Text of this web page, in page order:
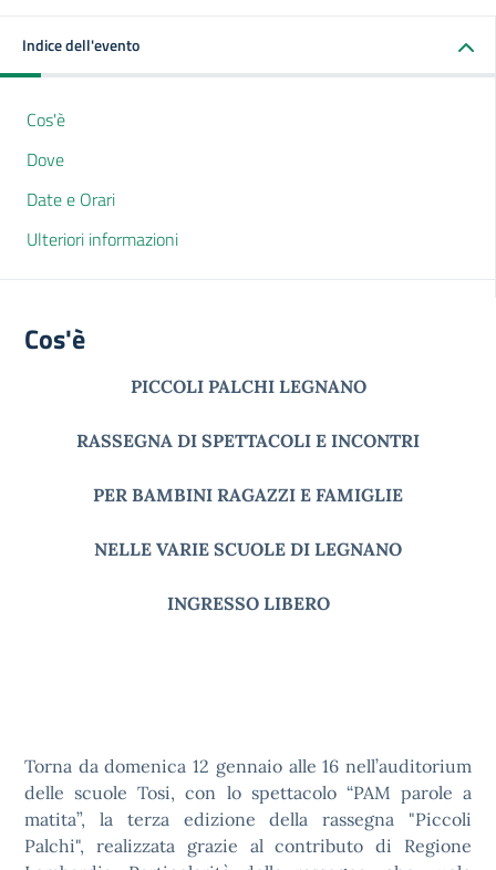
Indice dell'evento
Cos'è
Dove
Date e Orari
Ulteriori informazioni
Cos'è
PICCOLI PALCHI LEGNANO
RASSEGNA DI SPETTACOLI E INCONTRI
PER BAMBINI RAGAZZI E FAMIGLIE
NELLE VARIE SCUOLE DI LEGNANO
INGRESSO LIBERO
Torna da domenica 12 gennaio alle 16 nell’auditorium
delle scuole Tosi, con lo spettacolo “PAM parole a
matita”, la terza edizione della rassegna "Piccoli
Palchi", realizzata grazie al contributo di Regione